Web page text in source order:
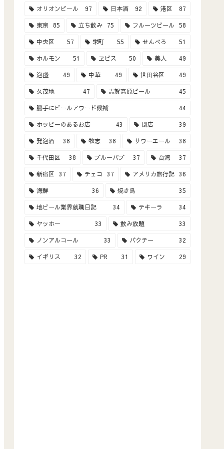
オリオンビール 97 日本酒 92 港区 87
東京 85 立ち飲み 75 フルーツビール 58
中央区 57 栄町 55 せんべろ 51
ホルモン 51 ヱビス 50 美人 49
泡盛 49 中華 49 世田谷区 49
久茂地 47 志賀高原ビール 45
勝手にビールアワード候補 44
ホッピーのあるお店 43 閉店 39
発泡酒 38 牧志 38 サワーエール 38
千代田区 38 ブルーパブ 37 台湾 37
新宿区 37 チェコ 37 アメリカ旅行記 36
海鮮 36 焼き鳥 35
地ビール業界就職日記 34 テキーラ 34
ヤッホー 33 飲み放題 33
ノンアルコール 33 パクチー 32
イギリス 32 PR 31 ワイン 29